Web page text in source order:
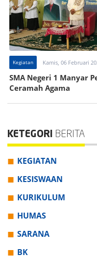
Kegiatan Kamis, 06 Februari
SMA Negeri 1 Manyar
Ceramah Agama
KETEGORI BERITA
KEGIATAN
KESISWAAN
KURIKULUM
HUMAS
SARANA
BK